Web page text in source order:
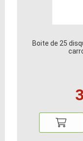
Boite de 25